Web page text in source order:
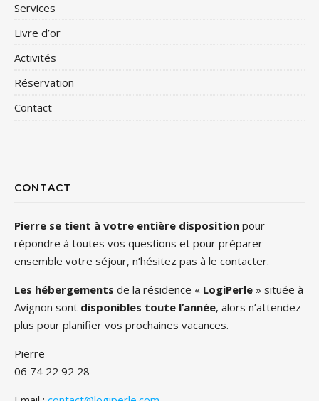
Services
Livre d’or
Activités
Réservation
Contact
CONTACT
Pierre se tient à votre entière disposition pour
répondre à toutes vos questions et pour préparer
ensemble votre séjour, n’hésitez pas à le contacter.
Les hébergements de la résidence « LogiPerle » située à
Avignon sont disponibles toute l’année, alors n’attendez
plus pour planifier vos prochaines vacances.
Pierre
06 74 22 92 28